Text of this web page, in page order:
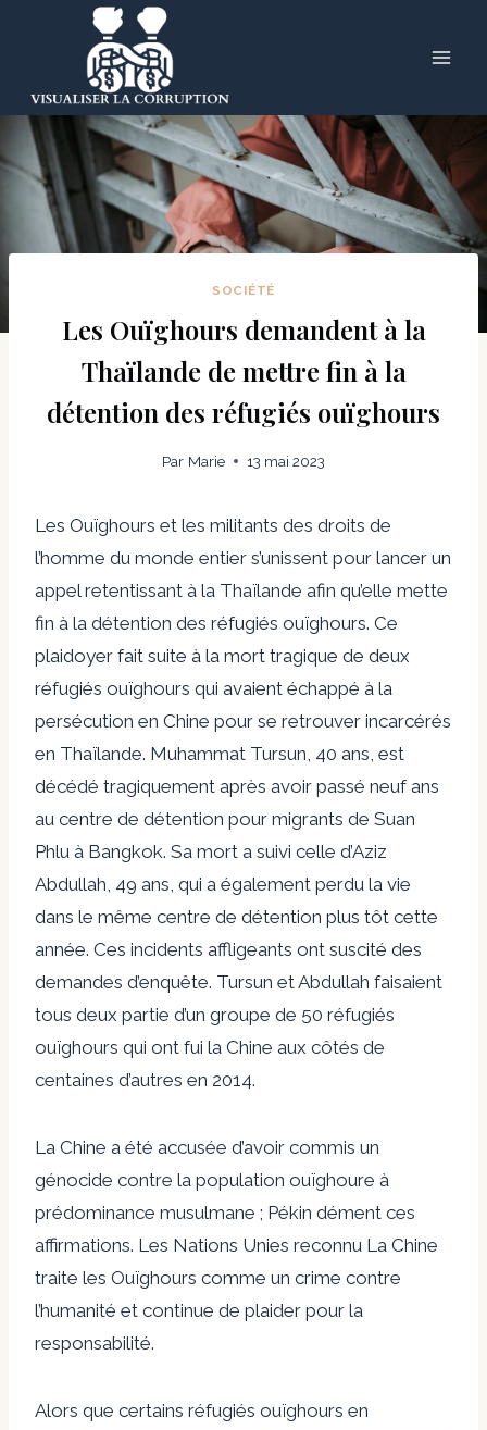
SOCIÉTÉ
Les Ouïghours demandent à la
Thaïlande de mettre fin à la
détention des réfugiés ouïghours
Par Marie 13 mai 2023
Les Ouïghours et les militants des droits de
l’homme du monde entier s’unissent pour lancer un
appel retentissant à la Thaïlande afin qu’elle mette
fin à la détention des réfugiés ouïghours. Ce
plaidoyer fait suite à la mort tragique de deux
réfugiés ouïghours qui avaient échappé à la
persécution en Chine pour se retrouver incarcérés
en Thaïlande. Muhammat Tursun, 40 ans, est
décédé tragiquement après avoir passé neuf ans
au centre de détention pour migrants de Suan
Phlu à Bangkok. Sa mort a suivi celle d’Aziz
Abdullah, 49 ans, qui a également perdu la vie
dans le même centre de détention plus tôt cette
année. Ces incidents affligeants ont suscité des
demandes d’enquête. Tursun et Abdullah faisaient
tous deux partie d’un groupe de 50 réfugiés
ouïghours qui ont fui la Chine aux côtés de
centaines d’autres en 2014.
La Chine a été accusée d’avoir commis un
génocide contre la population ouïghoure à
prédominance musulmane ; Pékin dément ces
affirmations. Les Nations Unies reconnu La Chine
traite les Ouïghours comme un crime contre
l’humanité et continue de plaider pour la
responsabilité.
Alors que certains réfugiés ouïghours en